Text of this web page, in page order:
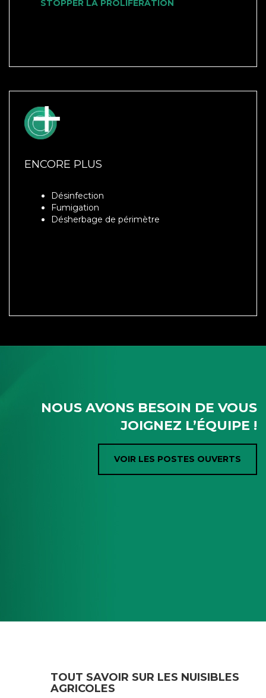
STOPPER LA PROLIFÉRATION
ENCORE PLUS
Désinfection
Fumigation
Désherbage de périmètre
NOUS AVONS BESOIN DE VOUS
JOIGNEZ L’ÉQUIPE !
VOIR LES POSTES OUVERTS
TOUT SAVOIR SUR LES NUISIBLES
AGRICOLES